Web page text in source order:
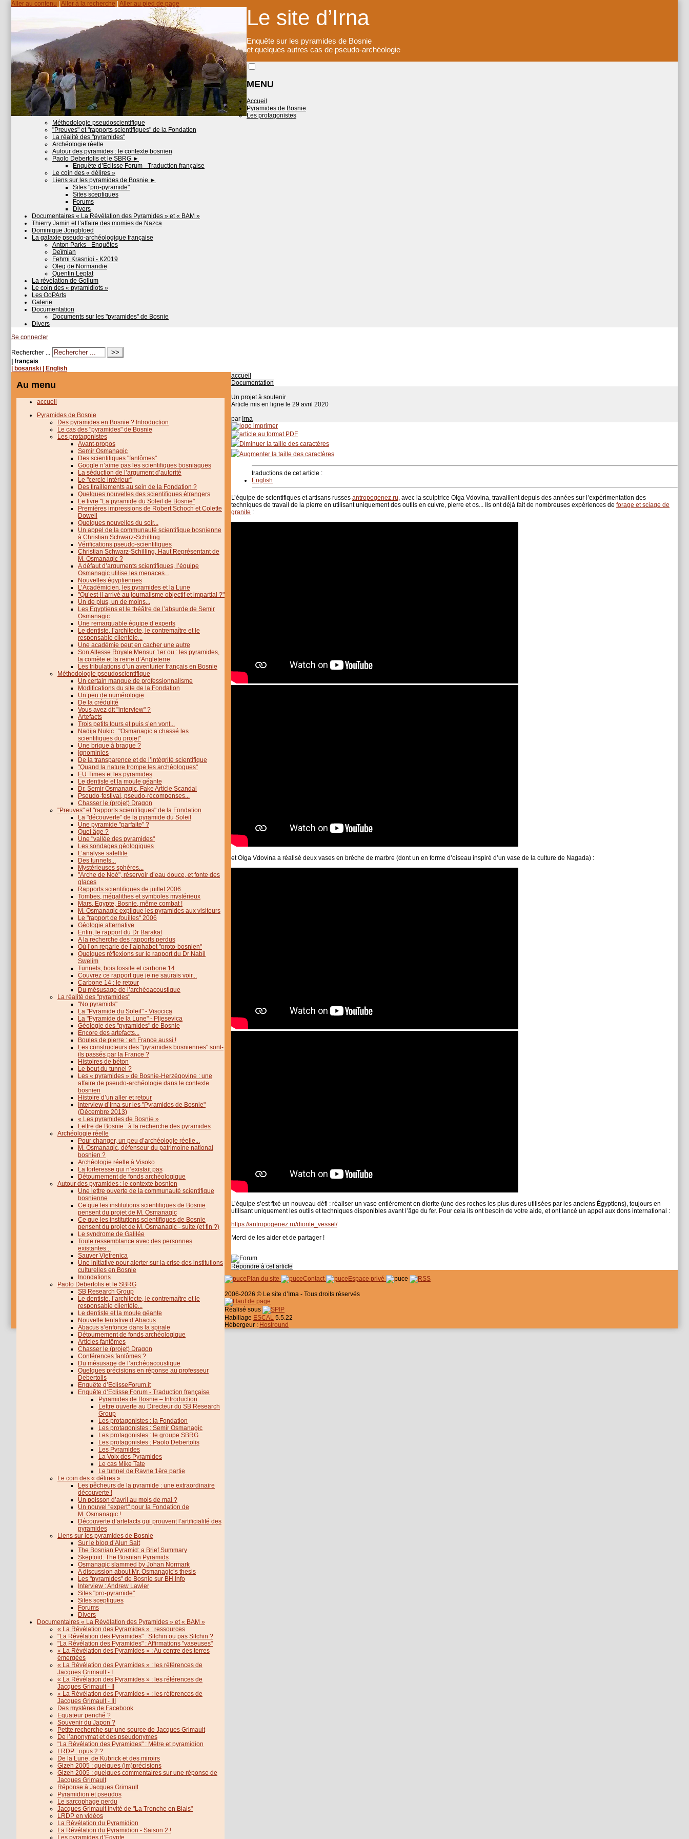
Aller au contenu Aller à la recherche Aller au pied de page
Le site d’Irna
Enquête sur les pyramides de Bosnie
et quelques autres cas de pseudo-archéologie
MENU
Accueil
Pyramides de Bosnie
Les protagonistes
Méthodologie pseudoscientifique
"Preuves" et "rapports scientifiques" de la Fondation
La réalité des "pyramides"
Archéologie réelle
Autour des pyramides : le contexte bosnien
Paolo Debertolis et le SBRG ►
Enquête d’Eclisse Forum - Traduction française
Le coin des « délires »
Liens sur les pyramides de Bosnie ►
Sites "pro-pyramide"
Sites sceptiques
Forums
Divers
Documentaires « La Révélation des Pyramides » et « BAM »
Thierry Jamin et l’affaire des momies de Nazca
Dominique Jongbloed
La galaxie pseudo-archéologique française
Anton Parks - Enquêtes
Deïmian
Fehmi Krasniqi - K2019
Oleg de Normandie
Quentin Leplat
La révélation de Gollum
Le coin des « pyramidiots »
Les OoPArts
Galerie
Documentation
Documents sur les "pyramides" de Bosnie
Divers
Se connecter
Rechercher ...
| français
| bosanski | English
accueil
Documentation
Un projet à soutenir
Article mis en ligne le 29 avril 2020
par Irna
traductions de cet article :
English
L’équipe de scientifiques et artisans russes antropogenez.ru, avec la sculptrice Olga Vdovina, travaillent depuis des années sur l’expérimentation des
techniques de travail de la pierre en utilisant uniquement des outils en cuivre, pierre et os... Ils ont déjà fait de nombreuses expériences de forage et sciage de
granite :
et Olga Vdovina a réalisé deux vases en brèche de marbre (dont un en forme d’oiseau inspiré d’un vase de la culture de Nagada) :
L’équipe s’est fixé un nouveau défi : réaliser un vase entièrement en diorite (une des roches les plus dures utilisées par les anciens Égyptiens), toujours en
utilisant uniquement les outils et techniques disponibles avant l’âge du fer. Pour cela ils ont besoin de votre aide, et ont lancé un appel aux dons international :
https://antropogenez.ru/diorite_vessel/
Merci de les aider et de partager !
Répondre à cet article
Au menu
accueil
Pyramides de Bosnie
Des pyramides en Bosnie ? Introduction
Le cas des "pyramides" de Bosnie
Les protagonistes
Avant-propos
Semir Osmanagic
Des scientifiques "fantômes"
Google n’aime pas les scientifiques bosniaques
La séduction de l’argument d’autorité
Le "cercle intérieur"
Des tiraillements au sein de la Fondation ?
Quelques nouvelles des scientifiques étrangers
Le livre "La pyramide du Soleil de Bosnie"
Premières impressions de Robert Schoch et Colette
Dowell
Quelques nouvelles du soir...
Un appel de la communauté scientifique bosnienne
à Christian Schwarz-Schilling
Vérifications pseudo-scientifiques
Christian Schwarz-Schilling, Haut Représentant de
M. Osmanagic ?
A défaut d’arguments scientifiques, l’équipe
Osmanagic utilise les menaces...
Nouvelles égyptiennes
L’Académicien, les pyramides et la Lune
"Qu’est-il arrivé au journalisme objectif et impartial ?"
Un de plus, un de moins...
Les Egyptiens et le théâtre de l’absurde de Semir
Osmanagic
Une remarquable équipe d’experts
Le dentiste, l’architecte, le contremaître et le
responsable clientèle...
Une académie peut en cacher une autre
Son Altesse Royale Mensur 1er ou : les pyramides,
la comète et la reine d’Angleterre
Les tribulations d’un aventurier français en Bosnie
Méthodologie pseudoscientifique
Un certain manque de professionnalisme
Modifications du site de la Fondation
Un peu de numérologie
De la crédulité
Vous avez dit "interview" ?
Artefacts
Trois petits tours et puis s’en vont...
Nadija Nukic : "Osmanagic a chassé les
scientifiques du projet"
Une brique à braque ?
Ignominies
De la transparence et de l’intégrité scientifique
"Quand la nature trompe les archéologues"
EU Times et les pyramides
Le dentiste et la moule géante
Dr. Semir Osmanagic, Fake Article Scandal
Pseudo-festival, pseudo-récompenses...
Chasser le (projet) Dragon
"Preuves" et "rapports scientifiques" de la Fondation
La "découverte" de la pyramide du Soleil
Une pyramide "parfaite" ?
Quel âge ?
Une "vallée des pyramides"
Les sondages géologiques
L’analyse satellite
Des tunnels...
Mystérieuses sphères...
"Arche de Noé", réservoir d’eau douce, et fonte des
glaces
Rapports scientifiques de juillet 2006
Tombes, mégalithes et symboles mystérieux
Mars, Egypte, Bosnie, même combat !
M. Osmanagic explique les pyramides aux visiteurs
Le "rapport de fouilles" 2006
Géologie alternative
Enfin, le rapport du Dr Barakat
A la recherche des rapports perdus
Où l’on reparle de l’alphabet "proto-bosnien"
Quelques réflexions sur le rapport du Dr Nabil
Swelim
Tunnels, bois fossile et carbone 14
Couvrez ce rapport que je ne saurais voir...
Carbone 14 : le retour
Du mésusage de l’archéoacoustique
La réalité des "pyramides"
"No pyramids"
La "Pyramide du Soleil" - Visocica
La "Pyramide de la Lune" - Pljesevica
Géologie des "pyramides" de Bosnie
Encore des artefacts...
Boules de pierre : en France aussi !
Les constructeurs des "pyramides bosniennes" sont-
ils passés par la France ?
Histoires de béton
Le bout du tunnel ?
Les « pyramides » de Bosnie-Herzégovine : une
affaire de pseudo-archéologie dans le contexte
bosnien
Histoire d’un aller et retour
Interview d’Irna sur les "Pyramides de Bosnie"
(Décembre 2013)
« Les pyramides de Bosnie »
Lettre de Bosnie : à la recherche des pyramides
Archéologie réelle
Pour changer, un peu d’archéologie réelle...
M. Osmanagic, défenseur du patrimoine national
bosnien ?
Archéologie réelle à Visoko
La forteresse qui n’existait pas
Détournement de fonds archéologique
Autour des pyramides : le contexte bosnien
Une lettre ouverte de la communauté scientifique
bosnienne
Ce que les institutions scientifiques de Bosnie
pensent du projet de M. Osmanagic
Ce que les institutions scientifiques de Bosnie
pensent du projet de M. Osmanagic - suite (et fin ?)
Le syndrome de Galilée
Toute ressemblance avec des personnes
existantes...
Sauver Vjetrenica
Une initiative pour alerter sur la crise des institutions
culturelles en Bosnie
Inondations
Paolo Debertolis et le SBRG
SB Research Group
Le dentiste, l’architecte, le contremaître et le
responsable clientèle...
Le dentiste et la moule géante
Nouvelle tentative d’Abacus
Abacus s’enfonce dans la spirale
Détournement de fonds archéologique
Articles fantômes
Chasser le (projet) Dragon
Conférences fantômes ?
Du mésusage de l’archéoacoustique
Quelques précisions en réponse au professeur
Debertolis
Enquête d’EclisseForum.it
Enquête d’Eclisse Forum - Traduction française
Pyramides de Bosnie – Introduction
Lettre ouverte au Directeur du SB Research
Group
Les protagonistes : la Fondation
Les protagonistes : Semir Osmanagic
Les protagonistes : le groupe SBRG
Les protagonistes : Paolo Debertolis
Les Pyramides
La Voix des Pyramides
Le cas Mike Tate
Le tunnel de Ravne 1ère partie
Le coin des « délires »
Les pêcheurs de la pyramide : une extraordinaire
découverte !
Un poisson d’avril au mois de mai ?
Un nouvel "expert" pour la Fondation de
M. Osmanagic !
Découverte d’artefacts qui prouvent l’artificialité des
pyramides
Liens sur les pyramides de Bosnie
Sur le blog d’Alun Salt
The Bosnian Pyramid: a Brief Summary
Skeptoid: The Bosnian Pyramids
Osmanagic slammed by Johan Normark
A discussion about Mr. Osmanagic’s thesis
Les "pyramides" de Bosnie sur BH Info
Interview : Andrew Lawler
Sites "pro-pyramide"
Sites sceptiques
Forums
Divers
Documentaires « La Révélation des Pyramides » et « BAM »
« La Révélation des Pyramides » : ressources
"La Révélation des Pyramides" : Sitchin ou pas Sitchin ?
"La Révélation des Pyramides" : Affirmations "vaseuses"
« La Révélation des Pyramides » : Au centre des terres
émergées
« La Révélation des Pyramides » : les références de
Jacques Grimault - I
« La Révélation des Pyramides » : les références de
Jacques Grimault - II
« La Révélation des Pyramides » : les références de
Jacques Grimault - III
Des mystères de Facebook
Equateur penché ?
Souvenir du Japon ?
Petite recherche sur une source de Jacques Grimault
De l’anonymat et des pseudonymes
"La Révélation des Pyramides" : Mètre et pyramidion
LRDP : opus 2 ?
De la Lune, de Kubrick et des miroirs
Gizeh 2005 : quelques (im)précisions
Gizeh 2005 : quelques commentaires sur une réponse de
Jacques Grimault
Réponse à Jacques Grimault
Pyramidion et pseudos
Le sarcophage perdu
Jacques Grimault invité de "La Tronche en Biais"
LRDP en vidéos
La Révélation du Pyramidion
La Révélation du Pyramidion - Saison 2 !
Les pyramides d’Égypte
Plan du site Contact Espace privé
2006-2026 © Le site d’Irna - Tous droits réservés
Réalisé sous
Habillage ESCAL 5.5.22
Hébergeur : Hostround